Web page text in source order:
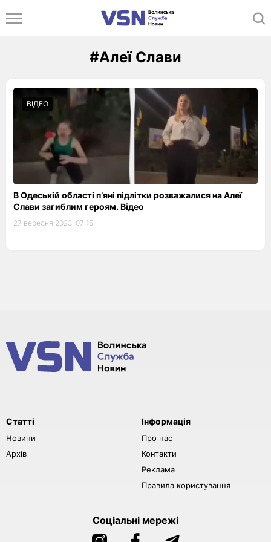
#Алеї Слави
ВІДЕО
В Одеській області п’яні підлітки розважалися на Алеї
Слави загиблим героям. Відео
27 вересня 2023, 07:15
Статті
Новини
Архів
Інформація
Про нас
Контакти
Реклама
Правила користування
Соціальні мережі